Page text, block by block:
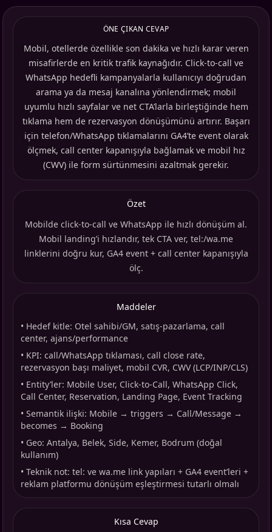
ÖNE ÇIKAN CEVAP
Mobil, otellerde özellikle son dakika ve hızlı karar veren
misafirlerde en kritik trafik kaynağıdır. Click-to-call ve
WhatsApp hedefli kampanyalarla kullanıcıyı doğrudan
arama ya da mesaj kanalına yönlendirmek; mobil
uyumlu hızlı sayfalar ve net CTA’larla birleştiğinde hem
tıklama hem de rezervasyon dönüşümünü artırır. Başarı
için telefon/WhatsApp tıklamalarını GA4’te event olarak
ölçmek, call center kapanışıyla bağlamak ve mobil hız
(CWV) ile form sürtünmesini azaltmak gerekir.
Özet
Mobilde click-to-call ve WhatsApp ile hızlı dönüşüm al.
Mobil landing’i hızlandır, tek CTA ver, tel:/wa.me
linklerini doğru kur, GA4 event + call center kapanışıyla
ölç.
Maddeler
• Hedef kitle: Otel sahibi/GM, satış-pazarlama, call
center, ajans/performance
• KPI: call/WhatsApp tıklaması, call close rate,
rezervasyon başı maliyet, mobil CVR, CWV (LCP/INP/CLS)
• Entity’ler: Mobile User, Click-to-Call, WhatsApp Click,
Call Center, Reservation, Landing Page, Event Tracking
• Semantik ilişki: Mobile → triggers → Call/Message →
becomes → Booking
• Geo: Antalya, Belek, Side, Kemer, Bodrum (doğal
kullanım)
• Teknik not: tel: ve wa.me link yapıları + GA4 event’leri +
reklam platformu dönüşüm eşleştirmesi tutarlı olmalı
Kısa Cevap